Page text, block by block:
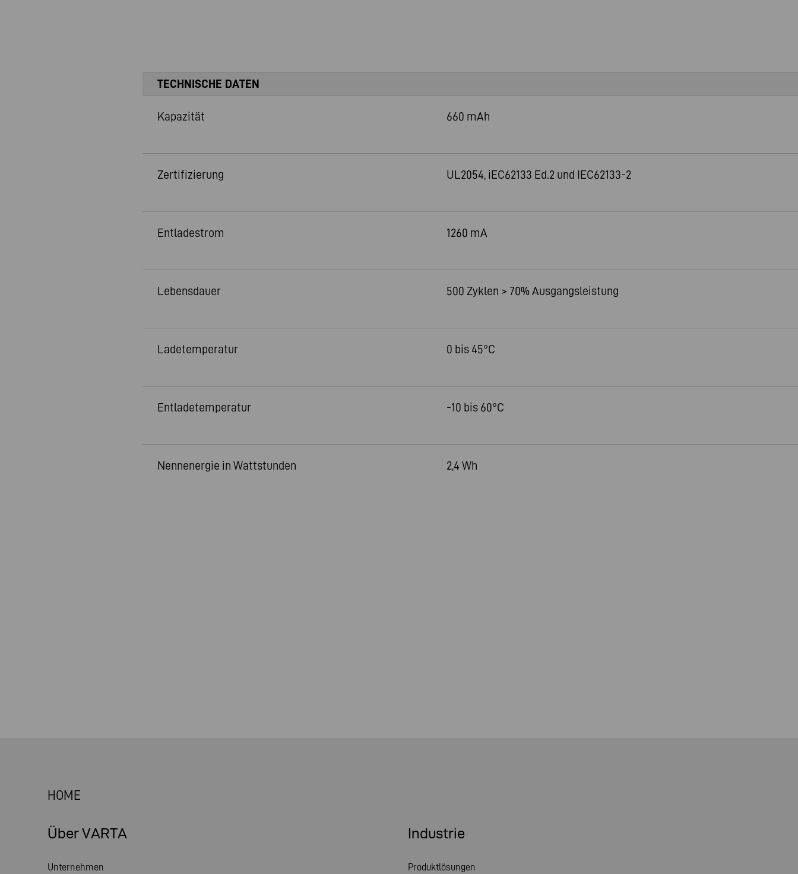
TECHNISCHE DATEN
Kapazität 660 mAh
Zertifizierung UL2054, iEC62133 Ed.2 und IEC62133-2
Entladestrom 1260 mA
Lebensdauer 500 Zyklen > 70% Ausgangsleistung
Ladetemperatur 0 bis 45°C
Entladetemperatur -10 bis 60°C
Nennenergie in Wattstunden 2,4 Wh
HOME
Über VARTA
Unternehmen
Industrie
Produktlösungen